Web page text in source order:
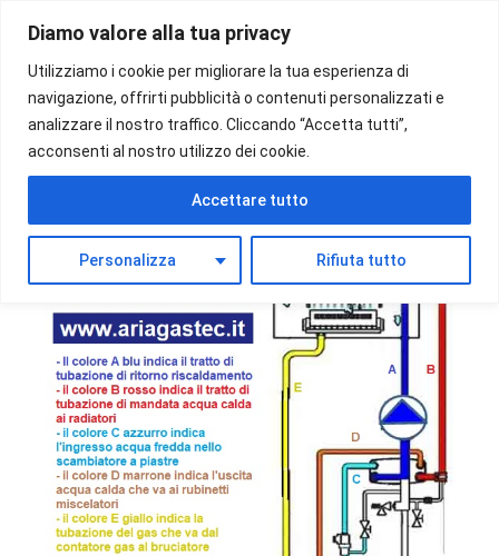
Diamo valore alla tua privacy
Utilizziamo i cookie per migliorare la tua esperienza di
navigazione, offrirti pubblicità o contenuti personalizzati e
analizzare il nostro traffico. Cliccando “Accetta tutti”,
acconsenti al nostro utilizzo dei cookie.
Personalizza Rifiuta tutto
Accettare tutto
contenuto